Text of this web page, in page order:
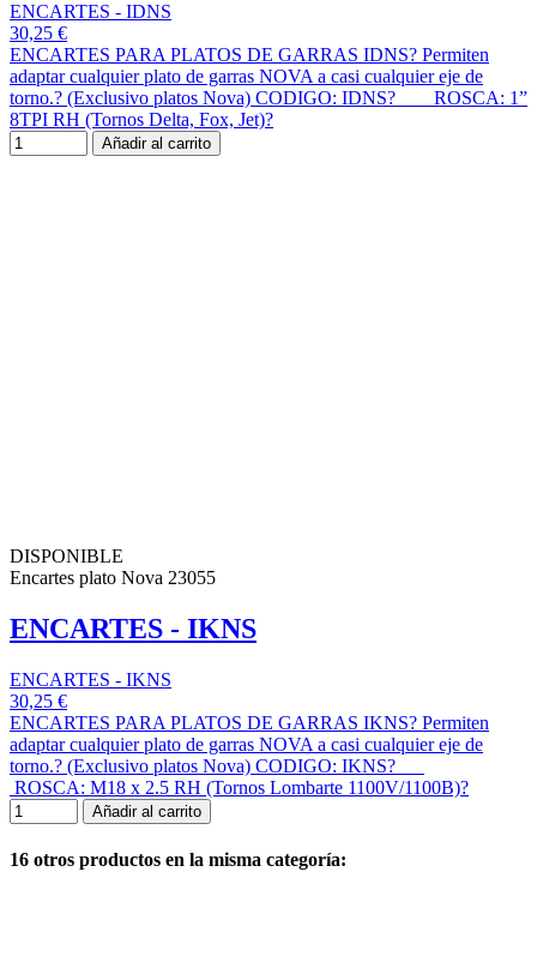
ENCARTES - IDNS
30,25 €
ENCARTES PARA PLATOS DE GARRAS IDNS? Permiten
adaptar cualquier plato de garras NOVA a casi cualquier eje de
torno.? (Exclusivo platos Nova) CODIGO: IDNS? ROSCA: 1”
8TPI RH (Tornos Delta, Fox, Jet)?
Añadir al carrito
DISPONIBLE
Encartes plato Nova 23055
ENCARTES - IKNS
ENCARTES - IKNS
30,25 €
ENCARTES PARA PLATOS DE GARRAS IKNS? Permiten
adaptar cualquier plato de garras NOVA a casi cualquier eje de
torno.? (Exclusivo platos Nova) CODIGO: IKNS?
ROSCA: M18 x 2.5 RH (Tornos Lombarte 1100V/1100B)?
Añadir al carrito
16 otros productos en la misma categoría: